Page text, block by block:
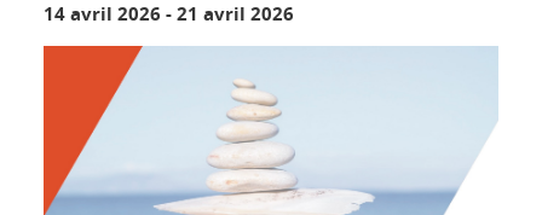
14 avril 2026 -21 avril 2026